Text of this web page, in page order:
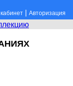
| Авторизация